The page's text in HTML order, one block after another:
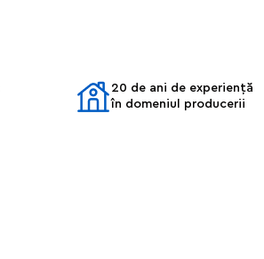
20 de ani de experiență
în domeniul producerii